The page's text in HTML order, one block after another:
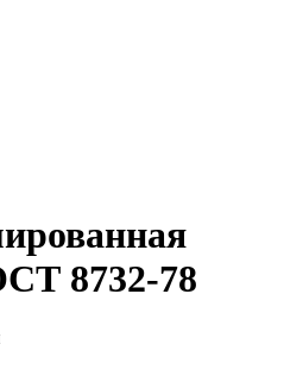
8732-78